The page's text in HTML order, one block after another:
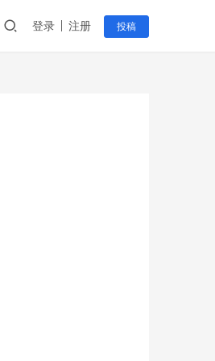
登录 注册 投稿